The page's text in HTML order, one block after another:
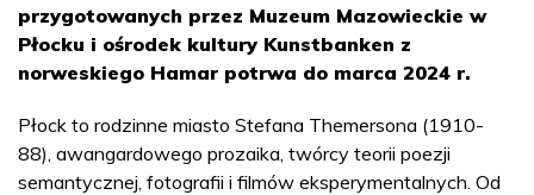
przygotowanych przez Muzeum Mazowieckie w
Płocku i ośrodek kultury Kunstbanken z
norweskiego Hamar potrwa do marca 2024 r.
Płock to rodzinne miasto Stefana Themersona (1910-
88), awangardowego prozaika, twórcy teorii poezji
semantycznej, fotografii i filmów eksperymentalnych. Od